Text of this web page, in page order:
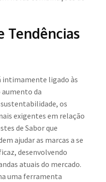
Tendências
intimamente ligado às
aumento da
os
exigentes em relação
de Sabor que
ajudar as marcas a se
desenvolvendo
atuais do mercado.
uma ferramenta